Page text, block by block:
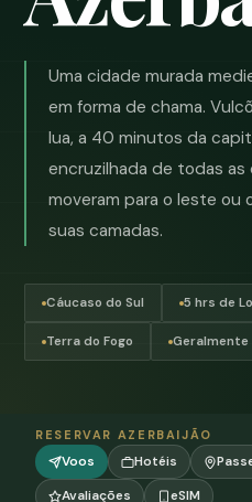
Uma cidade murada
em forma de chama.
lua, a 40 minutos da
encruzilhada de todas as
moveram para o leste ou
suas camadas.
Cáucaso do Sul 5 hrs de
Terra do Fogo Geralmente
RESERVAR AZERBAIJÃO
Voos Hotéis
Avaliações
eSIM